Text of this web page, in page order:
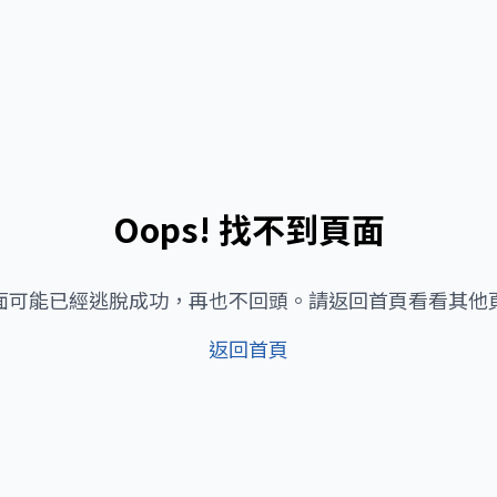
Oops! 找不到頁面
可能已經逃脫成功，再也不回頭。請返回首頁看看其他
返回首頁